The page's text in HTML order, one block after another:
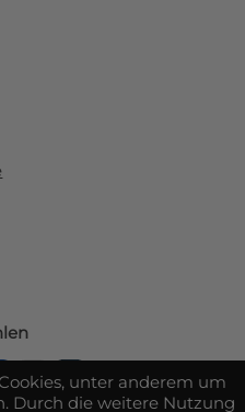
unter anderem um
Durch die weitere Nutzung